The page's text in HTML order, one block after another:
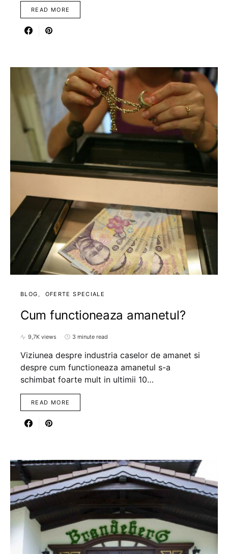
READ MORE
BLOG OFERTE SPECIALE
Cum functioneaza amanetul?
9,7K views 3 minute read
Viziunea despre industria caselor de amanet si
despre cum functioneaza amanetul s-a
schimbat foarte mult in ultimii 10…
READ MORE